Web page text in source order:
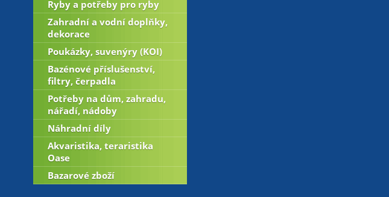
Ryby a potřeby pro ryby
Zahradní a vodní doplňky,
dekorace
Poukázky, suvenýry (KOI)
Bazénové příslušenství,
filtry, čerpadla
Potřeby na dům, zahradu,
nářadí, nádoby
Náhradní díly
Akvaristika, teraristika
Oase
Bazarové zboží